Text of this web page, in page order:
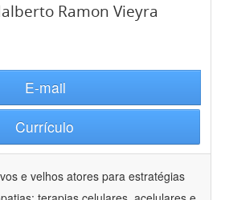
Ramon Vieyra
E-mail
Currículo
e velhos atores para estratégias